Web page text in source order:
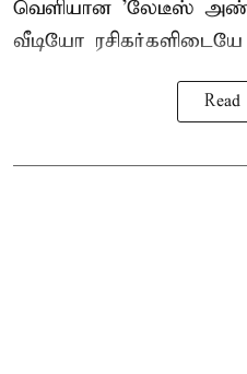
வெளியான 'லேடீஸ்
வீடியோ